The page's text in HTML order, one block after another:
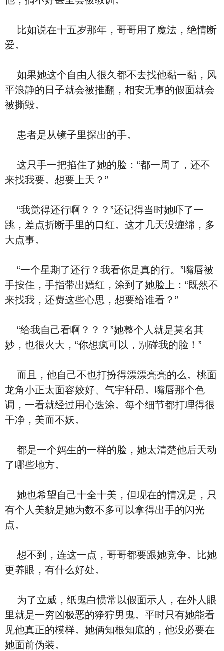
比如说在十五岁那年，哥哥用了魔法，绝情断
爱。
如果她这个自由人很久都不去找他黏一黏，风
平浪静的日子就会被推翻，相安无事的假面就会
被撕毁。
患者是从镜子里探出的手。
这只手一把掐住了她的脸：“都一周了，还不
来找我要。想要上天？”
“我觉得还行啊？？？”还记得当时她吓了一
跳，差点折断手里的口红。这才几天没缠绵，多
大点事。
“一个星期了还行？我看你是真的行。”嘴唇被
手按住，手指带出嫣红，涂到了她脸上：“既然不
来找我，还费这些心思，想要给谁看？”
“给我自己看啊？？？”她整个人就是莫名其
妙，也很火大，“你想疯可以，别碰我的脸！”
而且，他自己不也打扮得漂漂亮亮的么。桃面
龙角小正太面容姣好、气宇轩昂。嘴唇那个色
调，一看就经过用心迭涂。每个细节都打理得很
干净，美而不妖。
都是一个妈生的一样的脸，她太清楚他后天动
了哪些地方。
她也希望自己十全十美，但现在的情况是，只
有个人美貌是她为数不多可以拿得出手的闪光
点。
想不到，连这一点，哥哥都要跟她竞争。比她
更养眼，有什么好处。
为了立威，纸鬼白惯常以假面示人，在外人眼
里就是一穷凶极恶的狰狞男鬼。平时只有她能看
见他真正的模样。她俩知根知底的，他没必要在
她面前伪装。